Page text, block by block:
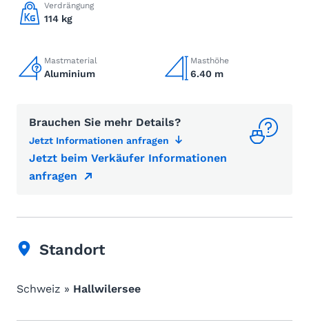
Verdrängung
114 kg
Mastmaterial
Aluminium
Masthöhe
6.40 m
Brauchen Sie mehr Details?
Jetzt Informationen anfragen
Jetzt beim Verkäufer Informationen
anfragen
Standort
Schweiz » Hallwilersee